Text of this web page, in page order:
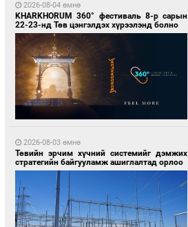
12 цагийн өмнө өмнө
Өнөөдөр сондгой тоогоор төгссөн улсын
дугаартай автомашинтай иргэдэд шатахуун
олгоно
12 цагийн өмнө өмнө
2026-08-04 өмнө
KHARKHORUM 360° фестиваль 8-р сарын
22-23-нд Төв цэнгэлдэх хүрээлэнд болно
2026-08-03 өмнө
Төвийн эрчим хүчний системийг дэмжих
стратегийн байгууламж ашиглалтад орлоо